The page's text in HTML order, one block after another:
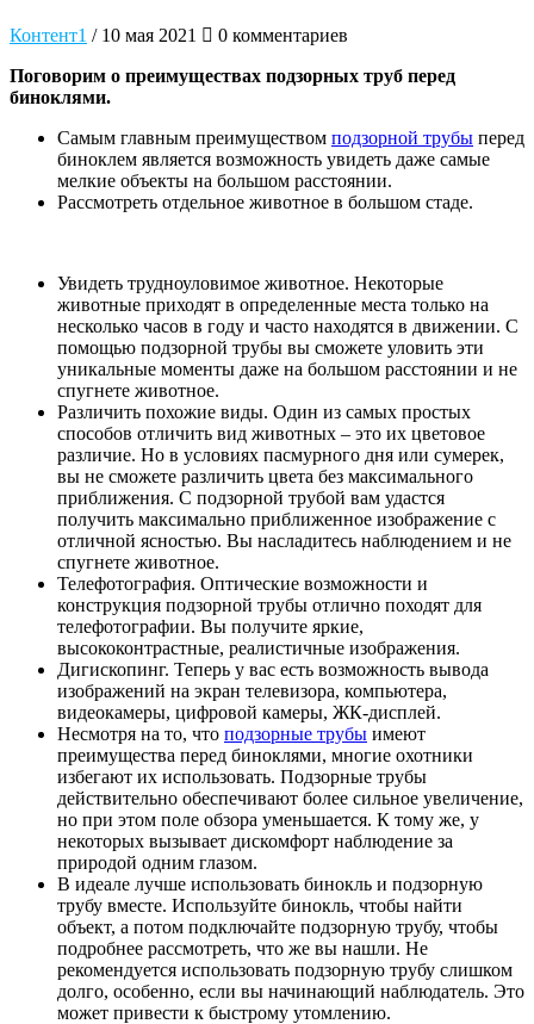
Контент1 / 10 мая 2021
0 комментариев
Поговорим о преимуществах подзорных труб перед
биноклями.
Самым главным преимуществом подзорной трубы перед
биноклем является возможность увидеть даже самые
мелкие объекты на большом расстоянии.
Рассмотреть отдельное животное в большом стаде.
Увидеть трудноуловимое животное. Некоторые
животные приходят в определенные места только на
несколько часов в году и часто находятся в движении. С
помощью подзорной трубы вы сможете уловить эти
уникальные моменты даже на большом расстоянии и не
спугнете животное.
Различить похожие виды. Один из самых простых
способов отличить вид животных – это их цветовое
различие. Но в условиях пасмурного дня или сумерек,
вы не сможете различить цвета без максимального
приближения. С подзорной трубой вам удастся
получить максимально приближенное изображение с
отличной ясностью. Вы насладитесь наблюдением и не
спугнете животное.
Телефотография. Оптические возможности и
конструкция подзорной трубы отлично походят для
телефотографии. Вы получите яркие,
высококонтрастные, реалистичные изображения.
Дигископинг. Теперь у вас есть возможность вывода
изображений на экран телевизора, компьютера,
видеокамеры, цифровой камеры, ЖК-дисплей.
Несмотря на то, что подзорные трубы имеют
преимущества перед биноклями, многие охотники
избегают их использовать. Подзорные трубы
действительно обеспечивают более сильное увеличение,
но при этом поле обзора уменьшается. К тому же, у
некоторых вызывает дискомфорт наблюдение за
природой одним глазом.
В идеале лучше использовать бинокль и подзорную
трубу вместе. Используйте бинокль, чтобы найти
объект, а потом подключайте подзорную трубу, чтобы
подробнее рассмотреть, что же вы нашли. Не
рекомендуется использовать подзорную трубу слишком
долго, особенно, если вы начинающий наблюдатель. Это
может привести к быстрому утомлению.